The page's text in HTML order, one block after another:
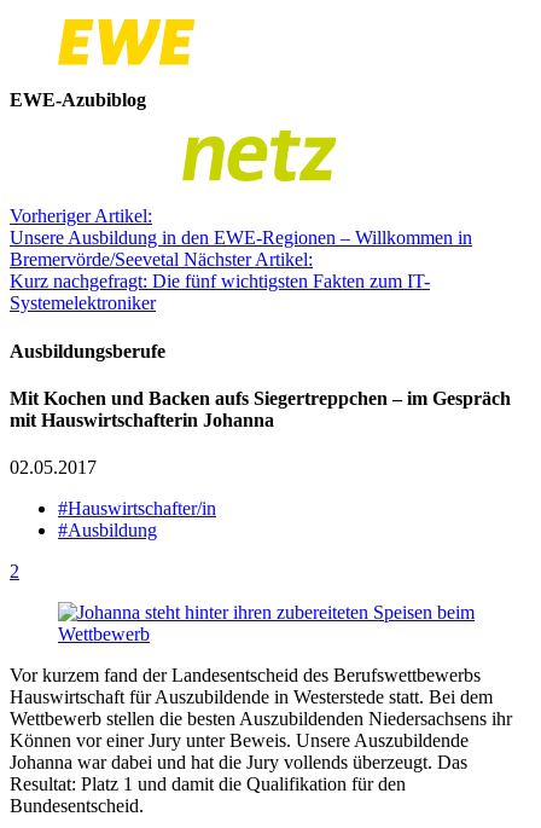
EWE-Azubiblog
Vorheriger Artikel:
Unsere Ausbildung in den EWE-Regionen – Willkommen in
Bremervörde/Seevetal Nächster Artikel:
Kurz nachgefragt: Die fünf wichtigsten Fakten zum IT-
Systemelektroniker
Ausbildungsberufe
Mit Kochen und Backen aufs Siegertreppchen – im Gespräch
mit Hauswirtschafterin Johanna
02.05.2017
#Hauswirtschafter/in
#Ausbildung
2
Vor kurzem fand der Landesentscheid des Berufswettbewerbs
Hauswirtschaft für Auszubildende in Westerstede statt. Bei dem
Wettbewerb stellen die besten Auszubildenden Niedersachsens ihr
Können vor einer Jury unter Beweis. Unsere Auszubildende
Johanna war dabei und hat die Jury vollends überzeugt. Das
Resultat: Platz 1 und damit die Qualifikation für den
Bundesentscheid.